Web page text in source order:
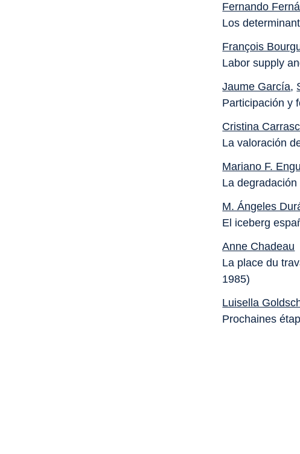
Fernando
Los
François
Labor supply
Jaume García,
Participación y
Cristina
La valoración
Mariano F.
La
M. Ángeles
El iceberg
Anne Chadeau
La place du
1985)
Luisella
Prochaines